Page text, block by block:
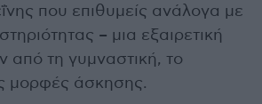
που επιθυμείς ανάλογα με
– μια εξαιρετική
από τη γυμναστική, το
μορφές άσκησης.